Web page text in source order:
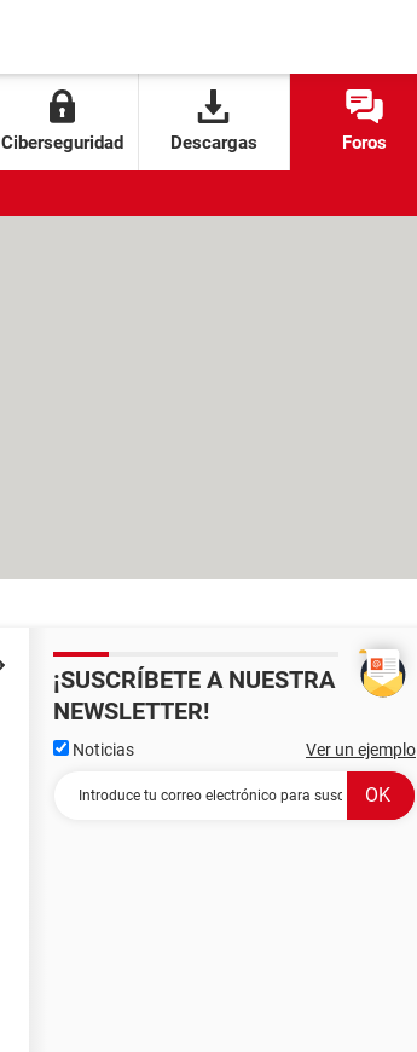
Ciberseguridad Descargas Foros
¡SUSCRÍBETE A NUESTRA
NEWSLETTER!
Noticias Ver un ejemplo